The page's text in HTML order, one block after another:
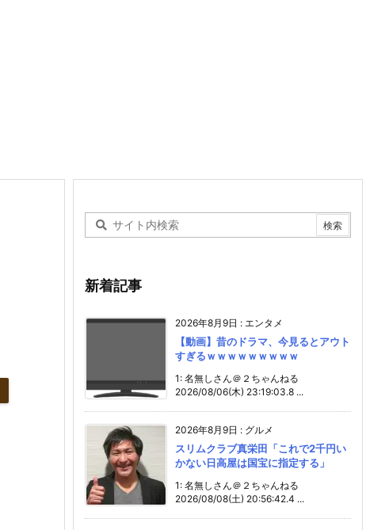
新着記事
2026年8月9日 : エンタメ
【動画】昔のドラマ、今見るとアウト
すぎるｗｗｗｗｗｗｗｗｗ
1: 名無しさん＠２ちゃんねる
2026/08/06(木) 23:19:03.8 ...
2026年8月9日 : グルメ
スリムクラブ真栄田「これで2千円い
かない日高屋は国宝に指定する」
1: 名無しさん＠２ちゃんねる
2026/08/08(土) 20:56:42.4 ...